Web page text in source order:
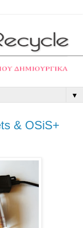
▼
& OSiS+